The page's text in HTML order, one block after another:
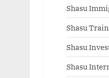
Shasu
Shasu
Shasu
Shasu